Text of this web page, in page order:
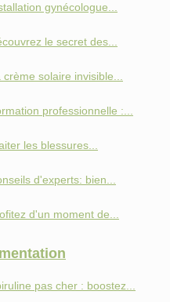
gynécologue...
le secret des...
crème solaire invisible...
professionnelle :...
les blessures...
d'experts: bien...
d'un moment de...
pas cher : boostez...